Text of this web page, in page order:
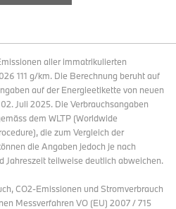
aller immatrikulierten
111 g/km. Die Berechnung beruht auf
auf der Energieetikette von neuen
Juli 2025. Die Verbrauchsangaben
dem WLTP (Worldwide
die zum Vergleich der
die Angaben jedoch je nach
Jahreszeit teilweise deutlich abweichen.
CO2-Emissionen und Stromverbrauch
Messverfahren VO (EU) 2007 / 715